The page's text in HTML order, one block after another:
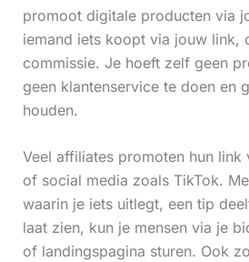
promoot digitale producten via
iemand iets koopt via jouw link,
commissie. Je hoeft zelf geen
geen klantenservice te doen en
houden.
Veel affiliates promoten hun link
of social media zoals TikTok.
waarin je iets uitlegt, een tip
laat zien, kun je mensen via je
of landingspagina sturen. Ook